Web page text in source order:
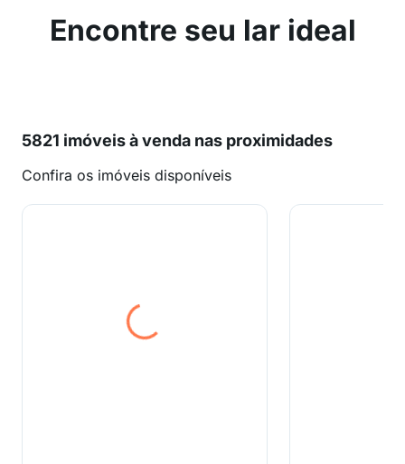
Encontre seu lar ideal
5821 imóveis à venda nas proximidades
Confira os imóveis disponíveis